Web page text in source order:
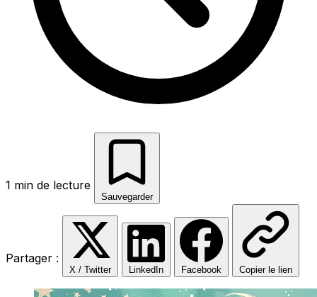
1 min de lecture
Sauvegarder
Partager :
X / Twitter LinkedIn Facebook Copier le lien